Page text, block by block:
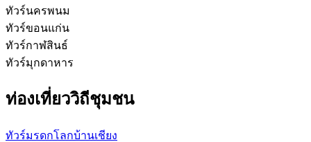
ทัวร์นครพนม
ทัวร์ขอนแก่น
ทัวร์กาฬสินธ์
ทัวร์มุกดาหาร
ท่องเที่ยววิถีชุมชน
ทัวร์มรดกโลกบ้านเชียง